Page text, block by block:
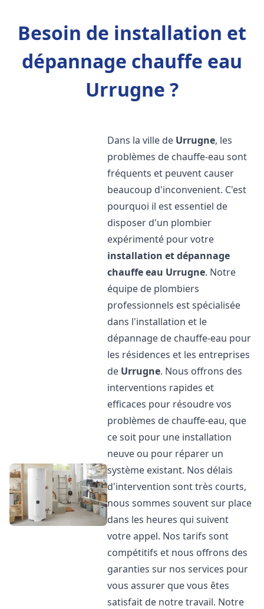
Besoin de installation et
dépannage chauffe eau
Urrugne ?
Dans la ville de Urrugne, les
problèmes de chauffe-eau sont
fréquents et peuvent causer
beaucoup d'inconvenient. C'est
pourquoi il est essentiel de
disposer d'un plombier
expérimenté pour votre
installation et dépannage
chauffe eau Urrugne. Notre
équipe de plombiers
professionnels est spécialisée
dans l'installation et le
dépannage de chauffe-eau pour
les résidences et les entreprises
de Urrugne. Nous offrons des
interventions rapides et
efficaces pour résoudre vos
problèmes de chauffe-eau, que
ce soit pour une installation
neuve ou pour réparer un
système existant. Nos délais
d'intervention sont très courts,
nous sommes souvent sur place
dans les heures qui suivent
votre appel. Nos tarifs sont
compétitifs et nous offrons des
garanties sur nos services pour
vous assurer que vous êtes
satisfait de notre travail. Notre